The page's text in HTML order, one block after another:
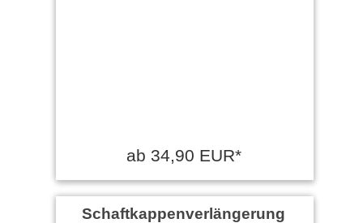
ab 34,90 EUR*
Schaftkappenverlängerung